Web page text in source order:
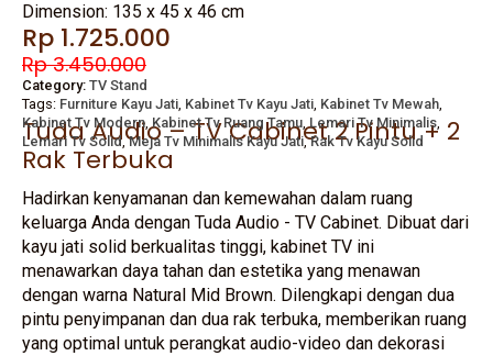
Dimension: 135 x 45 x 46 cm
Rp3.450.000
Original
price
was:
Rp 3.450.000.
Rp 1.725.000
Current
price
is:
Rp 1.725.000.
Category: TV Stand
Tags: Furniture Kayu Jati, Kabinet Tv Kayu Jati, Kabinet Tv Mewah,
Kabinet Tv Modern,Kabinet Tv Ruang Tamu,Lemari Tv Minimalis,
Lemari Tv Solid,Meja Tv Minimalis Kayu Jati,Rak Tv Kayu Solid
Tuda Audio – TV Cabinet 2 Pintu + 2
Rak Terbuka
Hadirkan kenyamanan dan kemewahan dalam ruang
keluarga Anda dengan Tuda Audio - TV Cabinet. Dibuat dari
kayu jati solid berkualitas tinggi, kabinet TV ini
menawarkan daya tahan dan estetika yang menawan
dengan warna Natural Mid Brown. Dilengkapi dengan dua
pintu penyimpanan dan dua rak terbuka, memberikan ruang
yang optimal untuk perangkat audio-video dan dekorasi